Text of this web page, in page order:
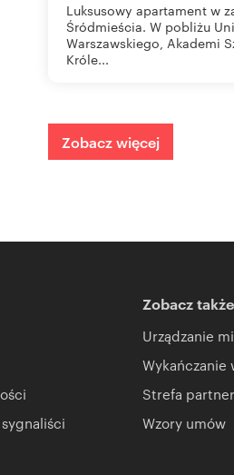
Luksusowy apartament w
Śródmieścia. W pobliżu
Warszawskiego, Akademi
Króle...
Zobacz więcej
sygnaliści
Zobacz także
Urządzanie
Wykańczanie
Strefa
Wzory umów